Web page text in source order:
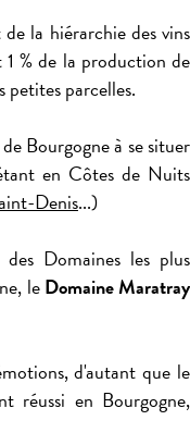
la hiérarchie des vins
% de la production de
petites parcelles.
Bourgogne à se situer
en Côtes de Nuits
Denis...)
Domaines les plus
leDomaine Maratray
d'autant que le
réussi en Bourgogne,